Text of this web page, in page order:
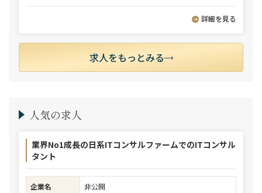
詳細を見る
求人をもっとみる
人気の求人
業界No1成長の日系ITコンサルファームでのITコンサル
タント
企業名
非公開